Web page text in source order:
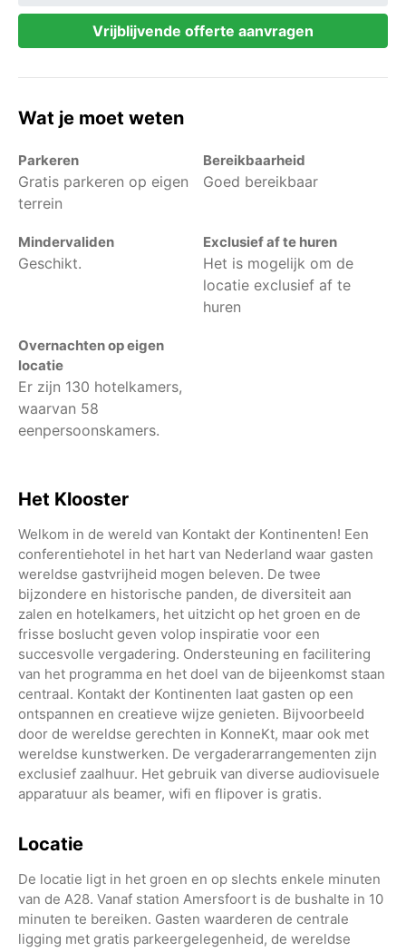
Vrijblijvende offerte aanvragen
Wat je moet weten
Parkeren
Gratis parkeren op eigen
terrein
Bereikbaarheid
Goed bereikbaar
Mindervaliden
Geschikt.
Exclusief af te huren
Het is mogelijk om de
locatie exclusief af te
huren
Overnachten op eigen
locatie
Er zijn 130 hotelkamers,
waarvan 58
eenpersoonskamers.
Het Klooster
Welkom in de wereld van Kontakt der Kontinenten! Een
conferentiehotel in het hart van Nederland waar gasten
wereldse gastvrijheid mogen beleven. De twee
bijzondere en historische panden, de diversiteit aan
zalen en hotelkamers, het uitzicht op het groen en de
frisse boslucht geven volop inspiratie voor een
succesvolle vergadering. Ondersteuning en facilitering
van het programma en het doel van de bijeenkomst staan
centraal. Kontakt der Kontinenten laat gasten op een
ontspannen en creatieve wijze genieten. Bijvoorbeeld
door de wereldse gerechten in KonneKt, maar ook met
wereldse kunstwerken. De vergaderarrangementen zijn
exclusief zaalhuur. Het gebruik van diverse audiovisuele
apparatuur als beamer, wifi en flipover is gratis.
Locatie
De locatie ligt in het groen en op slechts enkele minuten
van de A28. Vanaf station Amersfoort is de bushalte in 10
minuten te bereiken. Gasten waarderen de centrale
ligging met gratis parkeergelegenheid, de wereldse